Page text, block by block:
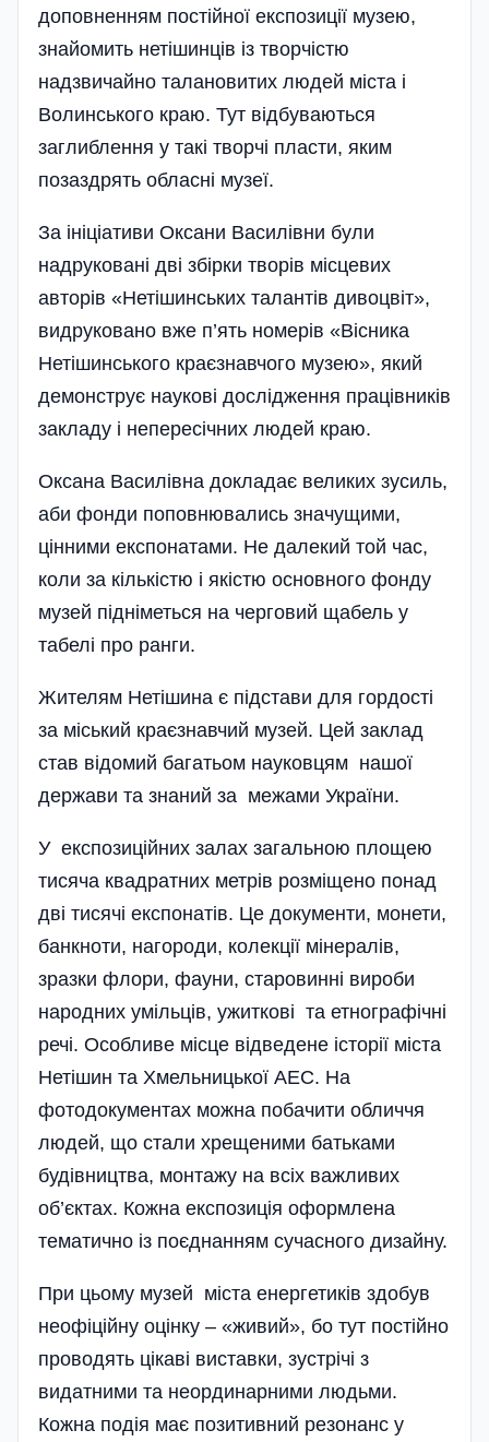
доповненням постійної експозиції музею,
знайомить нетішинців із творчістю
надзвичайно талановитих людей міста і
Волинського краю. Тут відбуваються
заглиблення у такі творчі пласти, яким
позаздрять обласні музеї.
За ініціативи Оксани Василівни були
надруковані дві збірки творів місцевих
авторів «Нетішинських талантів дивоцвіт»,
видруковано вже п’ять номерів «Вісника
Нетішинського краєзнавчого музею», який
демонструє наукові дослідження працівників
закладу і непересічних людей краю.
Оксана Василівна докладає великих зусиль,
аби фонди поповнювались значущими,
цінними експонатами. Не далекий той час,
коли за кількістю і якістю основного фонду
музей підніметься на черговий щабель у
табелі про ранги.
Жителям Нетішина є підстави для гордості
за міський краєзнавчий музей. Цей заклад
став відомий бага­тьом науковцям нашої
держави та знаний за межами України.
У експозиційних залах загальною площею
тисяча квадратних метрів розміщено понад
дві тисячі експонатів. Це документи, монети,
банкноти, нагороди, колекції мінералів,
зразки флори, фауни, старовинні вироби
народних умільців, ужиткові та етнографічні
речі. Особливе місце відведене історії міста
Нетішин та Хмельницької АЕС. На
фотодокументах можна побачити обличчя
людей, що стали хрещеними батьками
будівництва, монтажу на всіх важливих
об’єктах. Кожна експозиція оформлена
тематично із поєднанням сучасного дизайну.
При цьому музей міста енергетиків здобув
неофіційну оцінку – «живий», бо тут постійно
проводять цікаві виставки, зустрічі з
видатними та неординарними людьми.
Кожна подія має позитивний резонанс у